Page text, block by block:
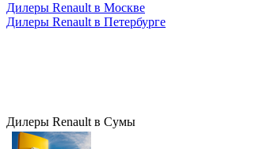
Дилеры Renault в Москве
Дилеры Renault в Петербурге
Дилеры Renault в Сумы